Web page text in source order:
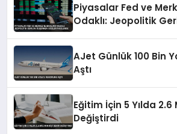
Piyasalar Fed ve
Odaklı: Jeopolitik
AJet Günlük 100 Bin
Aştı
Eğitim İçin 5 Yılda 2.6
Değiştirdi